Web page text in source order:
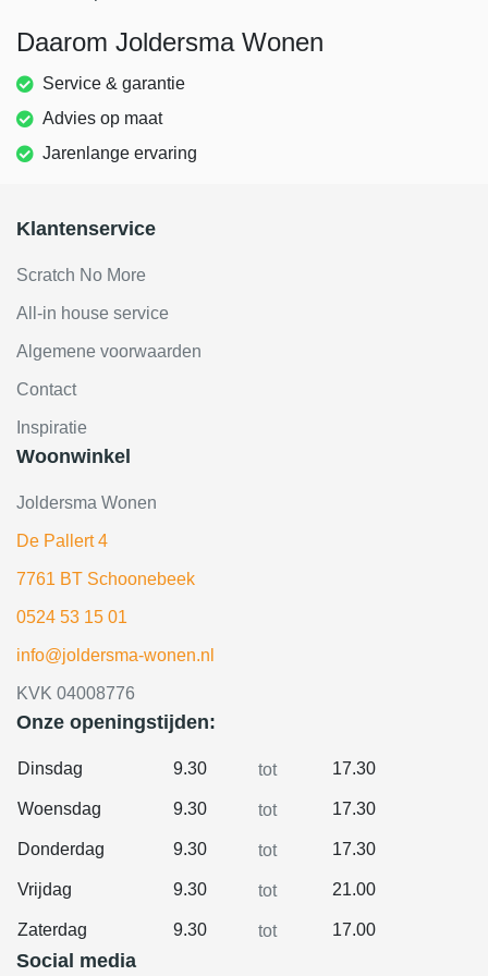
Daarom Joldersma Wonen
Service & garantie
Advies op maat
Jarenlange ervaring
Klantenservice
Scratch No More
All-in house service
Algemene voorwaarden
Contact
Inspiratie
Woonwinkel
Joldersma Wonen
De Pallert 4
7761 BT Schoonebeek
0524 53 15 01
info@joldersma-wonen.nl
KVK 04008776
Onze openingstijden:
Dinsdag 9.30 tot 17.30
Woensdag 9.30 tot 17.30
Donderdag 9.30 tot 17.30
Vrijdag 9.30 tot 21.00
Zaterdag 9.30 tot 17.00
Social media